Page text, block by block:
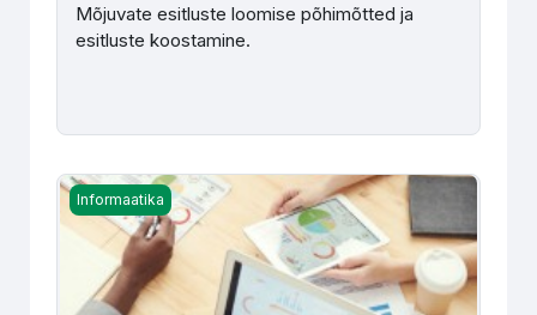
Mõjuvate esitluste loomise põhimõtted ja
esitluste koostamine.
Andme- ja tekstitöötlus (RKE094) KÕ - A. Uukkivi
Informaatika